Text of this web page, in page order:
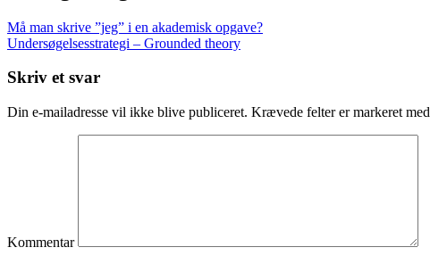
Må man skrive ”jeg” i en akademisk opgave?
Undersøgelsesstrategi – Grounded theory
Skriv et svar
Din e-mailadresse vil ikke blive publiceret. Krævede felter er markeret med
Kommentar